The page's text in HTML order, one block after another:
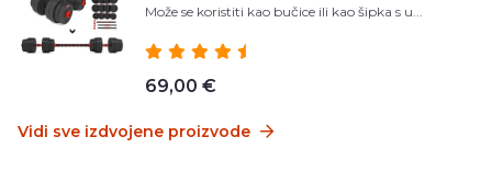
Može se koristiti kao bučice ili kao šipka s u...
69,00 €
Vidi sve izdvojene proizvode